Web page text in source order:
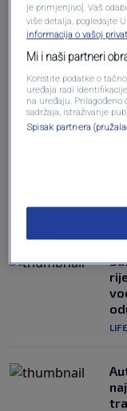
je primjenjivo]. Vaš
više detalja, pogledajte
informacija o vašoj
Mi i naši partneri
Koristite podatke o
uređaja radi
na uređaju. Prilagođeno
sadržaja, istraživanje
Spisak partnera